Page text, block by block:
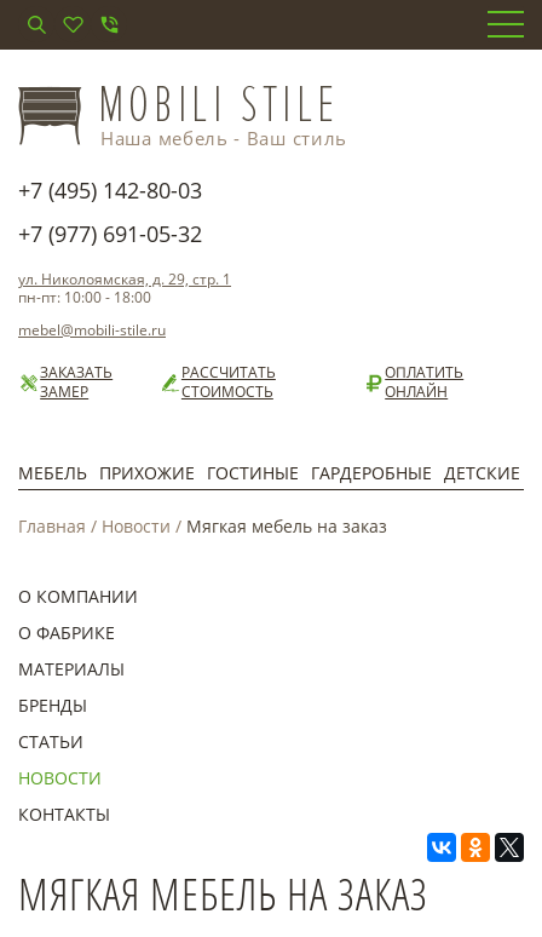
Наша мебель - Ваш стиль
+7 (495) 142-80-03
+7 (977) 691-05-32
ул. Николоямская, д. 29, стр. 1
пн-пт: 10:00 - 18:00
mebel@mobili-stile.ru
ЗАКАЗАТЬ
ЗАМЕР
РАССЧИТАТЬ
СТОИМОСТЬ
ОПЛАТИТЬ
ОНЛАЙН
МЕБЕЛЬ ПРИХОЖИЕ ГОСТИНЫЕ ГАРДЕРОБНЫЕ ДЕТСКИЕ
Главная / Новости / Мягкая мебель на заказ
О КОМПАНИИ
О ФАБРИКЕ
МАТЕРИАЛЫ
БРЕНДЫ
СТАТЬИ
НОВОСТИ
КОНТАКТЫ
МЯГКАЯ МЕБЕЛЬ НА ЗАКАЗ